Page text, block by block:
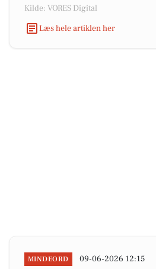
Kilde: VORES Digital
Læs hele artiklen her
MINDEORD 09-06-2026 12:15